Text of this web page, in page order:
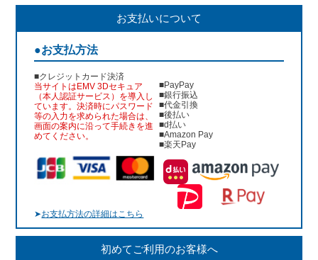
お支払いについて
●お支払方法
■クレジットカード決済
当サイトはEMV 3Dセキュア
（本人認証サービス）を導入し
ています。決済時にパスワード
等の入力を求められた場合は、
画面の案内に沿って手続きを進
めてください。
■PayPay
■銀行振込
■代金引換
■後払い
■d払い
■Amazon Pay
■楽天Pay
➤お支払方法の詳細はこちら
初めてご利用のお客様へ